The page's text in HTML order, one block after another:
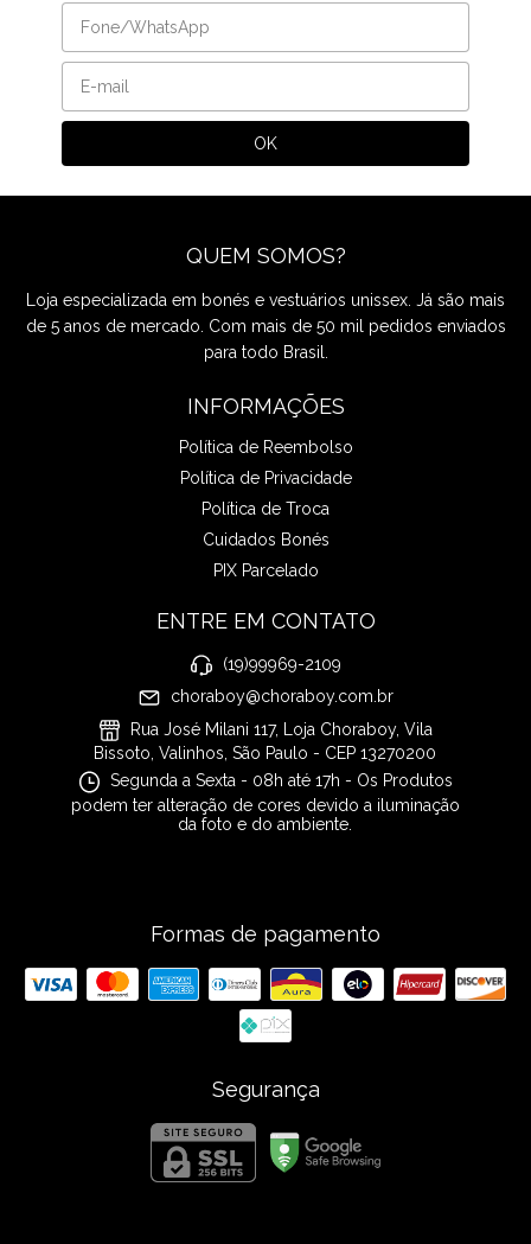
QUEM SOMOS?
Loja especializada em bonés e vestuários unissex. Já são mais
de 5 anos de mercado. Com mais de 50 mil pedidos enviados
para todo Brasil.
INFORMAÇÕES
Política de Reembolso
Política de Privacidade
Política de Troca
Cuidados Bonés
PIX Parcelado
ENTRE EM CONTATO
(19)99969-2109
choraboy@choraboy.com.br
Rua José Milani 117, Loja Choraboy, Vila
Bissoto, Valinhos, São Paulo - CEP 13270200
Segunda a Sexta - 08h até 17h - Os Produtos
podem ter alteração de cores devido a iluminação
da foto e do ambiente.
Formas de pagamento
Segurança